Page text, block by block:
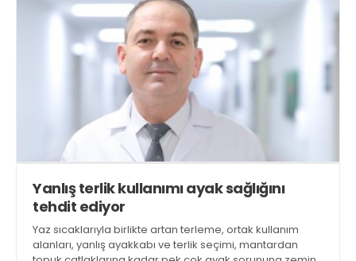
Yanlış terlik kullanımı ayak sağlığını
tehdit ediyor
Yaz sıcaklarıyla birlikte artan terleme, ortak kullanım
alanları, yanlış ayakkabı ve terlik seçimi, mantardan